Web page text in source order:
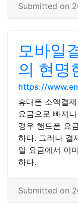
Submitted on
모바일
의 현명
https://
휴대폰 소액결
요금으로 빠져
경우 핸드폰 요
하다. 그러나 결
일 요금에서 이
하다.
Submitted on